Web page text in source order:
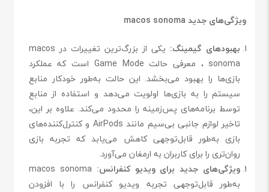
ویژگی‌های جدید macos sonoma
بهبودهای گیمینگ:
یکی از بزرگ‌ترین تغییرات در macos
sonoma ، معرفی حالت Game Mode است که عملکرد
بازی‌ها را بهبود می‌بخشد. این حالت به‌طور خودکار منابع
سیستم را به بازی‌ها اولویت می‌دهد و استفاده از منابع
توسط برنامه‌های پس‌زمینه را محدود می‌کند. علاوه بر این،
تاخیر لوازم جانبی بی‌سیم مانند AirPods و کنترل‌کننده‌های
بازی به‌طور قابل‌توجهی کاهش می‌یابد که تجربه بازی
روان‌تری را برای کاربران به ارمغان می‌آورد.
ویژگی‌های جدید برای ویدیو کنفرانس: macos sonoma
به‌طور قابل‌توجهی تجربه ویدیو کنفرانس را با افزودن